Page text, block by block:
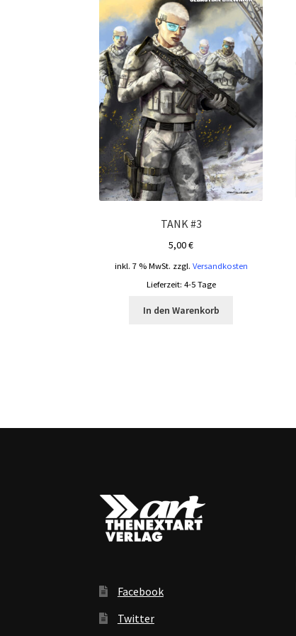
TANK #3
5,00€
inkl. 7 % MwSt. zzgl. Versandkosten
Lieferzeit: 4-5 Tage
In den Warenkorb
Facebook
Twitter